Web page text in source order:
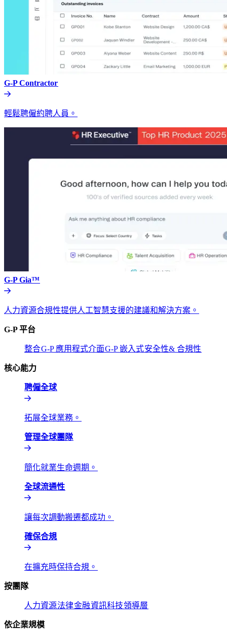
G-P Contractor​​
輕鬆聘僱約聘人員。​​
G-P Gia™​​
人力資源合規性提供人工智慧支援的建議和解決方案。​​
G-P 平台​​
整合​​G-P 應用程式介面​​G-P 嵌入式​​安全性& 合規性​​
核心能力​​
聘僱全球​​
拓展全球業務。​​
管理全球團隊​​
簡化就業生命週期。​​
全球流通性​​
讓每次調動搬遷都成功。​​
確保合規​​
在擴充時保持合規。​​
按團隊​​
人力資源​​法律​​金融​​資訊科技​​領導層​​
依企業規模​​